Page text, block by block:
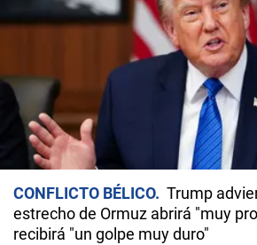
CONFLICTO BÉLICO
Trump
estrecho de Ormuz abrirá "muy
recibirá "un golpe muy duro"